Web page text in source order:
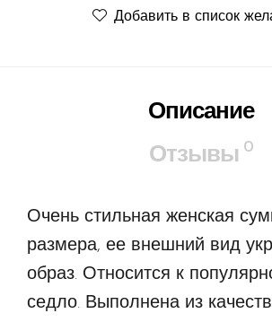
Добавить в список
Описание
Отзывы 0
Очень стильная женская
размера, ее внешний вид
образ. Относится к
седло. Выполнена из